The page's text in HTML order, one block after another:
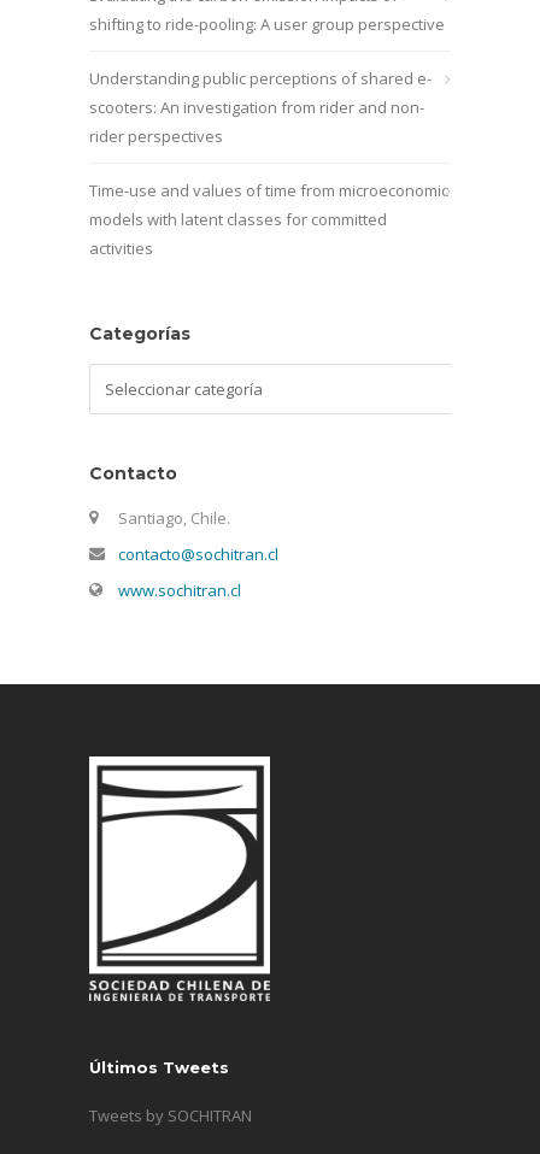
shifting to ride-pooling: A user group perspective
Understanding public perceptions of shared e-
scooters: An investigation from rider and non-
rider perspectives
Time-use and values of time from microeconomic
models with latent classes for committed
activities
Categorías
Contacto
Santiago, Chile.
contacto@sochitran.cl
www.sochitran.cl
Últimos Tweets
Tweets by SOCHITRAN